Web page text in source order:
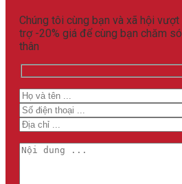
Chúng tôi cùng bạn và xã hội
trợ -20% giá để cùng bạn chăm
thân